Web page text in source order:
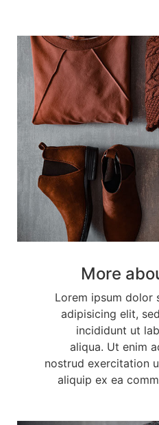
More
Lorem ipsum dolor
adipisicing elit,
incididunt ut
aliqua. Ut enim
nostrud exercitation
aliquip ex ea